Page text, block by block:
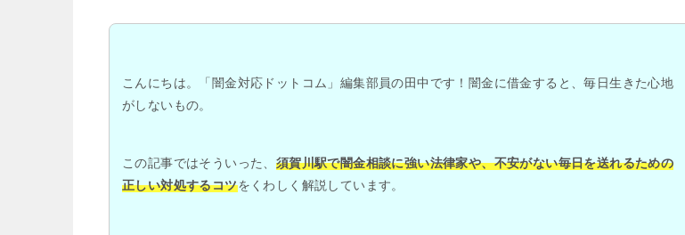
こんにちは。「闇金対応ドットコム」編集部員の田中です！闇金に借金すると、毎日生きた心地
がしないもの。
この記事ではそういった、 須賀川駅で闇金相談に強い法律家や、不安がない毎日を送れるための
正しい対処するコツをくわしく解説しています。